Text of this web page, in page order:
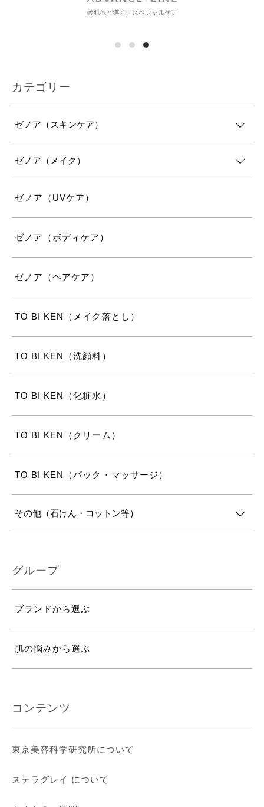
カテゴリー
ゼノア（スキンケア）
ゼノア（メイク）
ゼノア（UVケア）
ゼノア（ボディケア）
ゼノア（ヘアケア）
TO BI KEN（メイク落とし）
TO BI KEN（洗顔料）
TO BI KEN（化粧水）
TO BI KEN（クリーム）
TO BI KEN（パック・マッサージ）
その他（石けん・コットン等）
グループ
ブランドから選ぶ
肌の悩みから選ぶ
コンテンツ
東京美容科学研究所について
ステラグレイ について